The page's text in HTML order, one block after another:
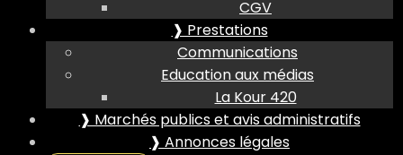
CGV
❱ Prestations
Communications
Education aux médias
La Kour 420
❱ Marchés publics et avis administratifs
❱ Annonces légales